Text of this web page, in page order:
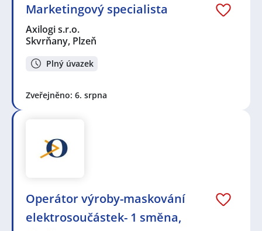
Marketingový specialista
Axilogi s.r.o.
Skvrňany, Plzeň
Plný úvazek
Zveřejněno: 6. srpna
Operátor výroby-maskování
elektrosoučástek- 1 směna,